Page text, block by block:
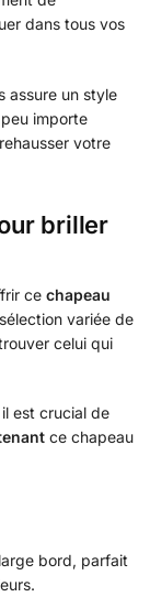
dans tous vos
assure un style
importe
votre
briller
ce chapeau
variée de
celui qui
est crucial de
ce chapeau
bord, parfait